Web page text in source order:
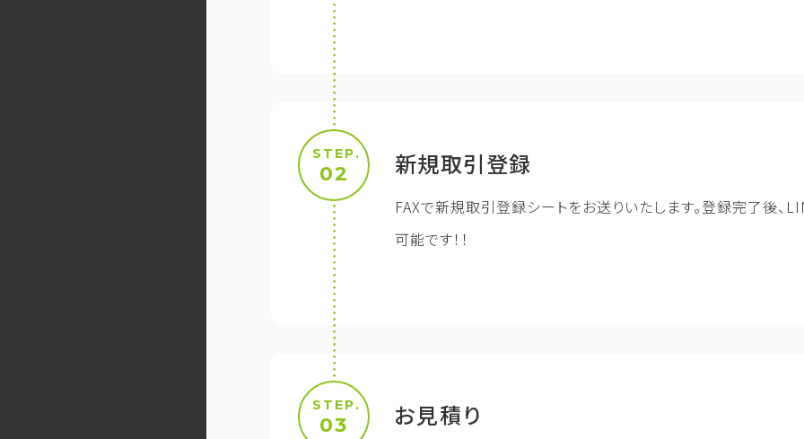
STEP.
02 新規取引登録
FAXで新規取引登録シートをお送りいたします。登録完了後、
可能です！！
STEP.
03 お見積り